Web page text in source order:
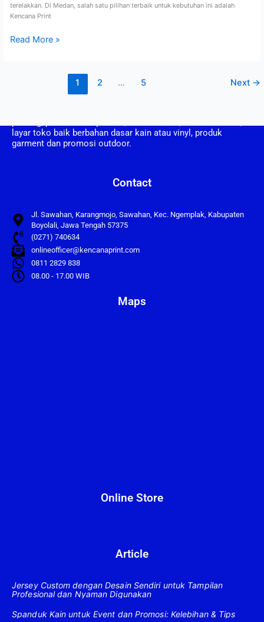
terelakkan. Di Medan, salah satu pilihan terbaik untuk kebutuhan ini adalah
Kencana Print
Read More »
1 2 … 5 Next →
layar toko baik berbahan dasar kain atau vinyl, produk
garment dan promosi outdoor.
Contact
Jl. Sawahan, Karangmojo, Sawahan, Kec. Ngemplak, Kabupaten
Boyolali, Jawa Tengah 57375
(0271) 740634
onlineofficer@kencanaprint.com
0811 2829 838
08.00 - 17.00 WIB
Maps
Online Store
Article
Jersey Custom dengan Desain Sendiri untuk Tampilan
Profesional dan Nyaman Digunakan
Spanduk Kain untuk Event dan Promosi: Kelebihan & Tips